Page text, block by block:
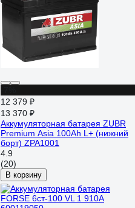
12 379 ₽
13 370 ₽
Аккумуляторная батарея ZUBR
Premium Asia 100Ah L+ (нижний
борт) ZPA1001
4.9
(20)
В корзину